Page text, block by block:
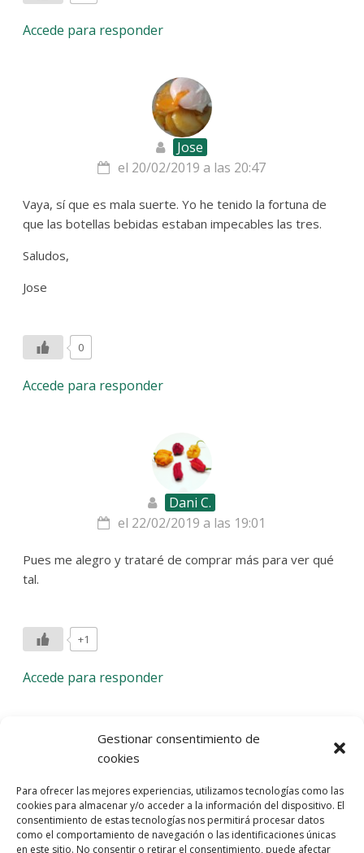
Gestionar consentimiento de
cookies
Para ofrecer las mejores experiencias, utilizamos tecnologías como las
cookies para almacenar y/o acceder a la información del dispositivo. El
consentimiento de estas tecnologías nos permitirá procesar datos
como el comportamiento de navegación o las identificaciones únicas
en este sitio. No consentir o retirar el consentimiento, puede afectar
Accede para responder
Jose
el 20/02/2019 a las 20:47
Vaya, sí que es mala suerte. Yo he tenido la fortuna de
que las botellas bebidas estaban impecables las tres.
Saludos,
Jose
0
Accede para responder
Dani C.
el 22/02/2019 a las 19:01
Pues me alegro y trataré de comprar más para ver qué
tal.
+1
Accede para responder
Deja una respuesta
comentario.
Entra con tu red social
He leído y acepto laPolítica de Privacidad